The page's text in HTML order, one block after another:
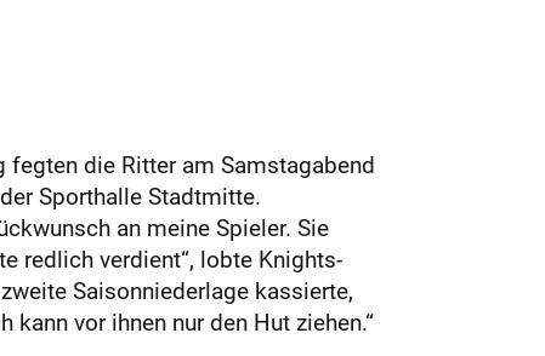
die Ritter am Samstagabend
Sporthalle Stadtmitte.
an meine Spieler. Sie
redlich verdient“, lobte Knights-
Saisonniederlage kassierte,
vor ihnen nur den Hut ziehen.“